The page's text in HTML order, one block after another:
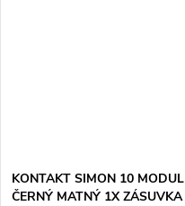
KONTAKT SIMON 10 MODUL
ČERNÝ MATNÝ 1X ZÁSUVKA